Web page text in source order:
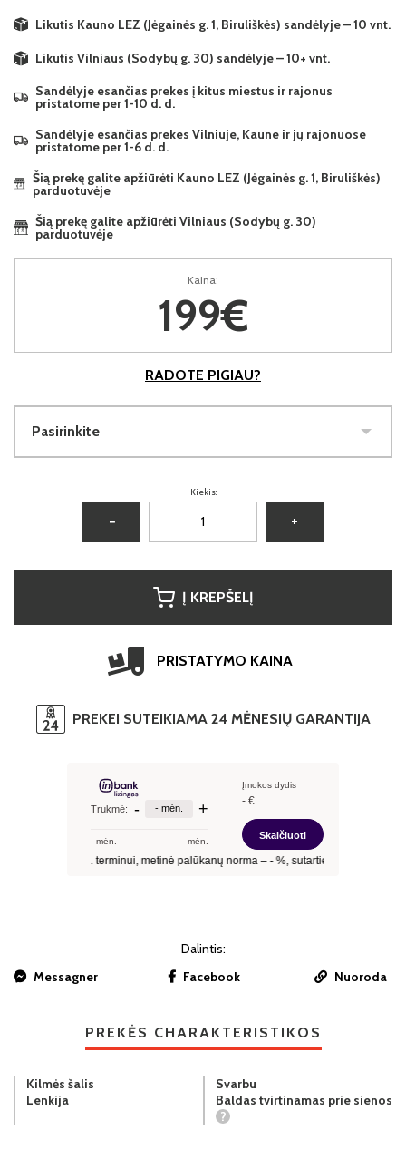
Likutis Kauno LEZ (Jėgainės g. 1, Biruliškės) sandėlyje – 10 vnt.
Likutis Vilniaus (Sodybų g. 30) sandėlyje – 10+ vnt.
Sandėlyje esančias prekes į kitus miestus ir rajonus
pristatome per 1-10 d. d.
Sandėlyje esančias prekes Vilniuje, Kaune ir jų rajonuose
pristatome per 1-6 d. d.
Šią prekę galite apžiūrėti Kauno LEZ (Jėgainės g. 1, Biruliškės)
parduotuvėje
Šią prekę galite apžiūrėti Vilniaus (Sodybų g. 30)
parduotuvėje
Kaina:
199€
RADOTE PIGIAU?
Pasirinkite
Kiekis:
− +
Į KREPŠELĮ
PRISTATYMO KAINA
PREKEI SUTEIKIAMA 24 MĖNESIŲ GARANTIJA
Dalintis:
Messagner
Facebook Nuoroda
PREKĖS CHARAKTERISTIKOS
Kilmės šalis
Lenkija
Svarbu
Baldas tvirtinamas prie sienos
?